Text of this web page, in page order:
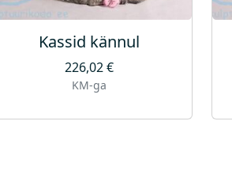
Kassid kännul
226,02€
KM-ga